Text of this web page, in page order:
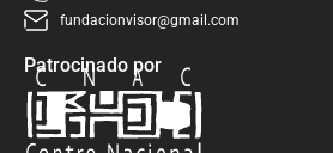
fundacionvisor@gmail.com
Patrocinado por